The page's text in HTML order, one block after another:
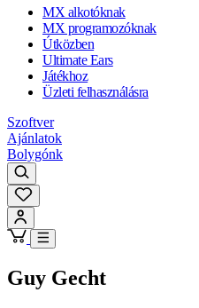
MX alkotóknak
MX programozóknak
Útközben
Ultimate Ears
Játékhoz
Üzleti felhasználásra
Szoftver
Ajánlatok
Bolygónk
Guy Gecht